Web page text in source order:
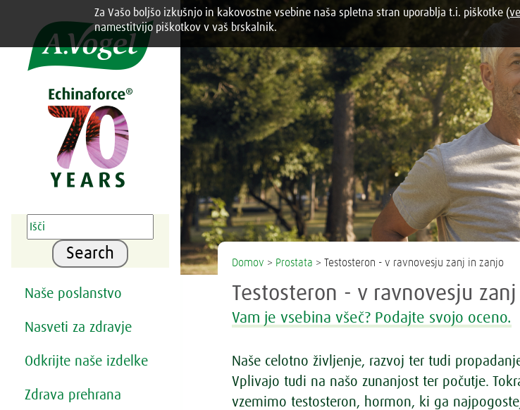

Search
Naše poslanstvo
Nasveti za zdravje
Odkrijte naše izdelke
Zdrava prehrana
Domov > Prostata > Testosteron - v ravnovesju zanj in zanjo
Testosteron - v ravnovesju
Vam je vsebina všeč? Podajte svojo oceno.
Naše celotno življenje, razvoj ter tudi
Vplivajo tudi na našo zunanjost ter počutje.
vzemimo testosteron, hormon, ki ga
Za Vašo boljšo izkušnjo in kakovostne vsebine naša spletna stran uporablja t.i. piškotke (
namestitvijo piškotkov v vaš brskalnik.
Share this selection